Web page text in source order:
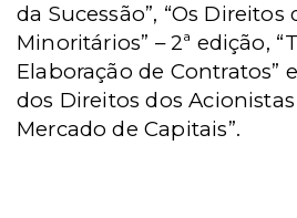
da Sucessão”, “Os
Minoritários” – 2ª edição,
Elaboração de Contratos”
dos Direitos dos
Mercado de Capitais”.